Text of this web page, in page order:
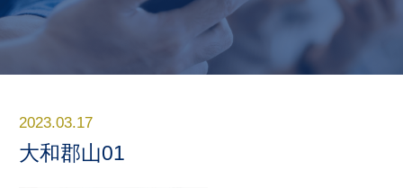
2023.03.17
大和郡山01